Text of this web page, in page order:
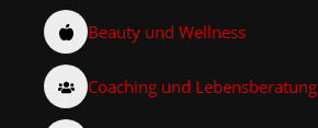
Beauty und Wellness
Coaching und Lebensberatung